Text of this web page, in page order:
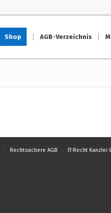
Shop AGB-Verzeichnis
Rechtssichere AGB IT-Recht Kanzlei